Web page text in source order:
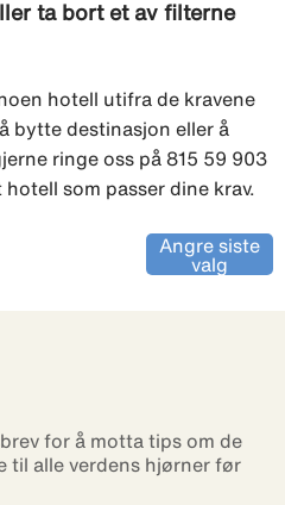
ta bort et av filterne
hotell utifra de kravene
bytte destinasjon eller å
ringe oss på 815 59 903
som passer dine krav.
Angre siste
valg
for å motta tips om de
til alle verdens hjørner før